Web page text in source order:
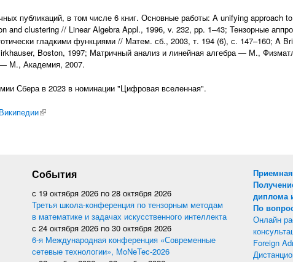
публикаций, в том числе 6 книг. Основные работы: A unifying approach
and clustering // Linear Algebra Appl., 1996, v. 232, pp. 1–43; Тензорные
гладкими функциями // Матем. сб., 2003, т. 194 (6), с. 147–160; A
Boston, 1997; Матричный анализ и линейная алгебра — М.,
— М., Академия, 2007.
Сбера в 2023 в номинации "Цифровая вселенная".
(внешняя ссылка)
События
с 19 октября 2026 по 28 октября 2026
Третья школа-конференция по тензорным методам
в математике и задачах искусственного интеллекта
с 24 октября 2026 по 30 октября 2026
6-я Международная конференция «Современные
сетевые технологии», MoNeTec-2026
диплома
По
Онлайн
Foreign